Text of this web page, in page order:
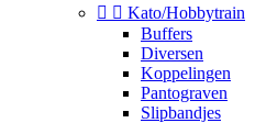
  Kato/Hobbytrain
Buffers
Diversen
Koppelingen
Pantograven
Slipbandjes